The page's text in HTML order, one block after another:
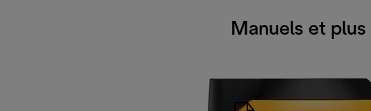
Manuels et